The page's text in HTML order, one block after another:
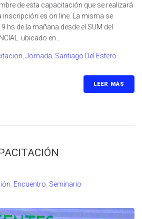
de esta capacitación que se realizará
inscripción es on line. La misma se
hs de la mañana desde el SUM del
ubicado en...
Jornada Santiago Del Estero
LEER MÁS
Encuentro Seminario